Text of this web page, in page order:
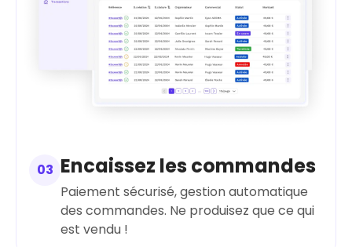
03 Encaissez les commandes
Paiement sécurisé, gestion automatique
des commandes. Ne produisez que ce qui